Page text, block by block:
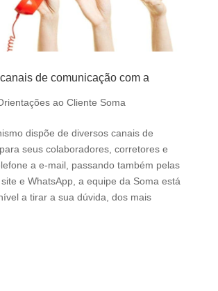
de comunicação com a
ao Cliente Soma
dispõe de diversos canais de
seus colaboradores, corretores e
a e-mail, passando também pelas
e WhatsApp, a equipe da Soma está
a tirar a sua dúvida, dos mais